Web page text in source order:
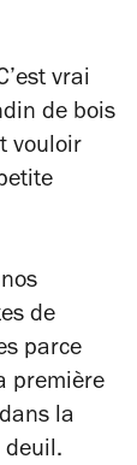
vrai
de bois
vouloir
de
parce
première
la
deuil.